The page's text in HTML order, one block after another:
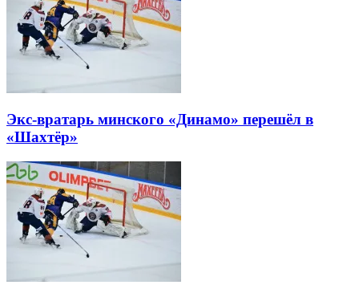
Экс-вратарь минского «Динамо» перешёл в
«Шахтёр»